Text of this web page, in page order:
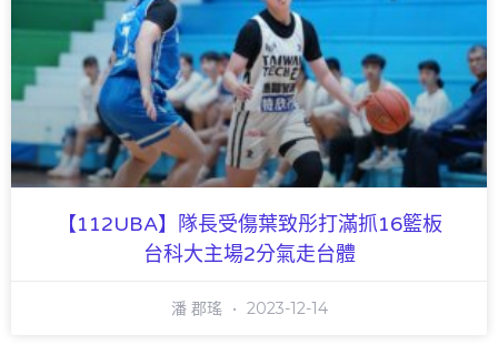
【112UBA】隊長受傷葉致彤打滿抓16籃板
台科大主場2分氣走台體
潘 郡瑤 2023-12-14